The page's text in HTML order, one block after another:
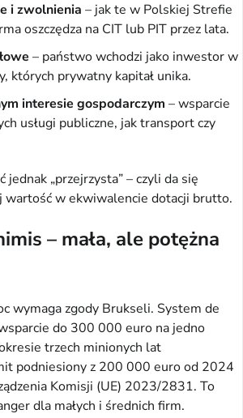
i zwolnienia – jak te w Polskiej Strefie
oszczędza na CIT lub PIT przez lata.
– państwo wchodzi jako inwestor w
których prywatny kapitał unika.
interesie gospodarczym – wsparcie
usługi publiczne, jak transport czy
jednak „przejrzysta” – czyli da się
wartość w ekwiwalencie dotacji brutto.
– mała, ale potężna
wymaga zgody Brukseli. System de
do 300 000 euro na jedno
trzech minionych lat
podniesiony z 200 000 euro od 2024
Komisji (UE) 2023/2831. To
dla małych i średnich firm.